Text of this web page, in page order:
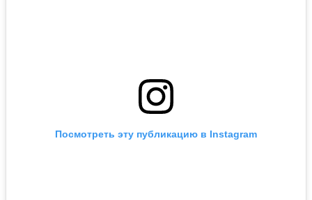
Посмотреть эту публикацию в Instagram